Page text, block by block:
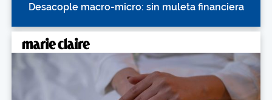
Desacople macro-micro: sin muleta financiera